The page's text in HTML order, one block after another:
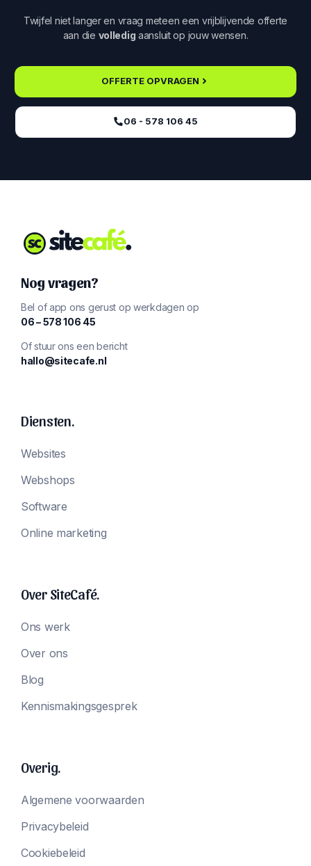
Twijfel niet langer en vraag meteen een vrijblijvende offerte
aan die volledig aansluit op jouw wensen.
OFFERTE OPVRAGEN
06 - 578 106 45‬
Nog vragen?
Bel of app ons gerust op werkdagen op
‪06 – 578 106 45‬
Of stuur ons een bericht
hallo@sitecafe.nl
Diensten.
Websites
Webshops
Software
Online marketing
Over SiteCafé.
Ons werk
Over ons
Blog
Kennismakingsgesprek
Overig.
Algemene voorwaarden
Privacybeleid
Cookiebeleid